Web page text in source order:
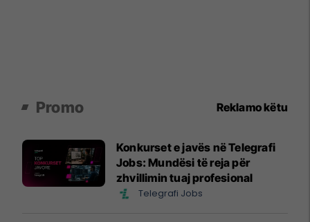
Promo Reklamo këtu
Konkurset e javës në Telegrafi
Jobs: Mundësi të reja për
zhvillimin tuaj profesional
Telegrafi Jobs